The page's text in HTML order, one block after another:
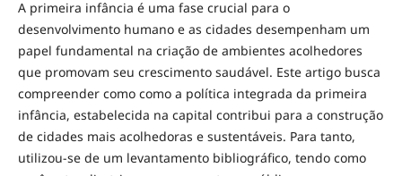
A primeira infância é uma fase crucial para o
desenvolvimento humano e as cidades desempenham um
papel fundamental na criação de ambientes acolhedores
que promovam seu crescimento saudável. Este artigo busca
compreender como como a política integrada da primeira
infância, estabelecida na capital contribui para a construção
de cidades mais acolhedoras e sustentáveis. Para tanto,
utilizou-se de um levantamento bibliográfico, tendo como